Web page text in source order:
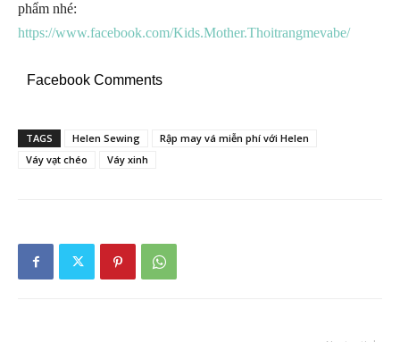
phẩm nhé:
https://www.facebook.com/Kids.Mother.Thoitrangmevabe/
Facebook Comments
TAGS Helen Sewing
Rập may vá miễn phí với Helen
Váy vạt chéo
Váy xinh